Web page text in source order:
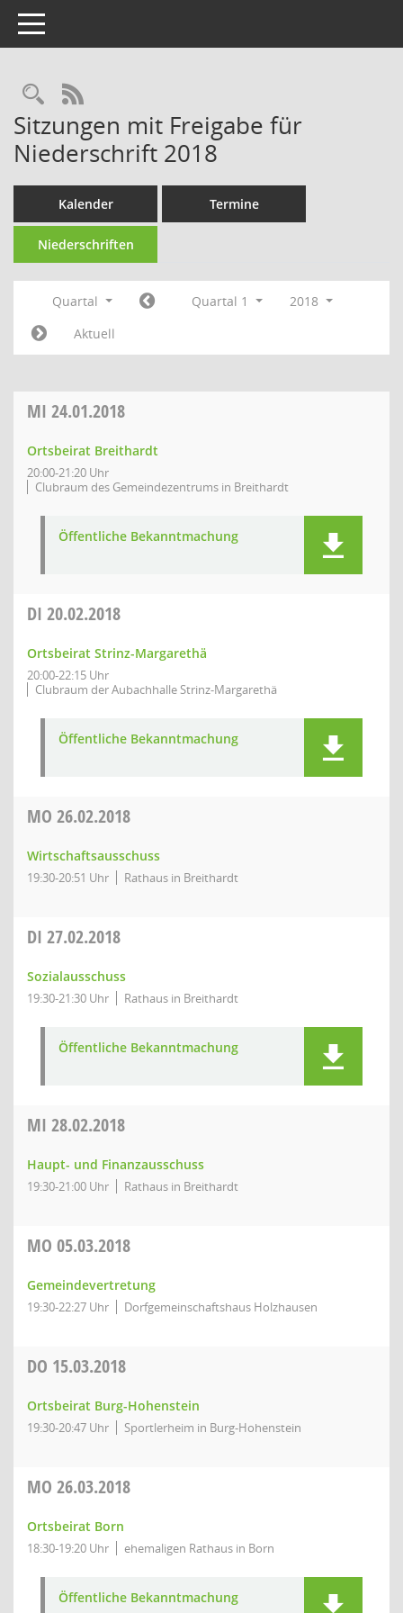
Toggle navigation
Rechercheauswahl
RSS-Feed
Sitzungen mit Freigabe für
Niederschrift 2018
Kalender Termine
Niederschriften
Quartal Quartal 1
2018
Aktuell
MI 24.01.2018
Ortsbeirat Breithardt
20:00-21:20 Uhr
Clubraum des Gemeindezentrums in Breithardt
Öffentliche Bekanntmachung
DI 20.02.2018
Ortsbeirat Strinz-Margarethä
20:00-22:15 Uhr
Clubraum der Aubachhalle Strinz-Margarethä
Öffentliche Bekanntmachung
MO 26.02.2018
Wirtschaftsausschuss
19:30-20:51 Uhr Rathaus in Breithardt
DI 27.02.2018
Sozialausschuss
19:30-21:30 Uhr Rathaus in Breithardt
Öffentliche Bekanntmachung
MI 28.02.2018
Haupt- und Finanzausschuss
19:30-21:00 Uhr Rathaus in Breithardt
MO 05.03.2018
Gemeindevertretung
19:30-22:27 Uhr Dorfgemeinschaftshaus Holzhausen
DO 15.03.2018
Ortsbeirat Burg-Hohenstein
19:30-20:47 Uhr Sportlerheim in Burg-Hohenstein
MO 26.03.2018
Ortsbeirat Born
18:30-19:20 Uhr ehemaligen Rathaus in Born
Öffentliche Bekanntmachung